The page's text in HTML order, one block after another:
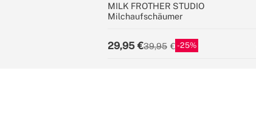
MILK FROTHER STUDIO
Milchaufschäumer
29,95 39,95 25